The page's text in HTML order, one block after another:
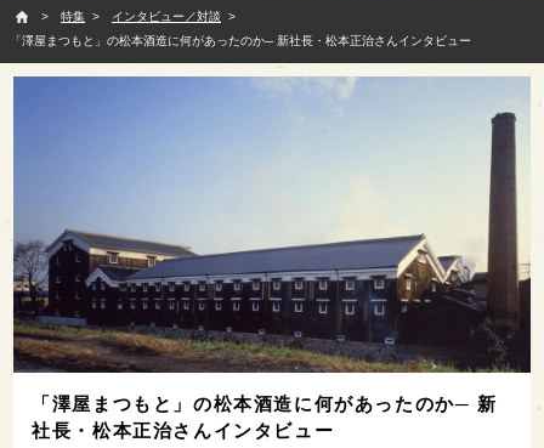
特集
インタビュー／対談
「澤屋まつもと」の松本酒造に何があったのか─ 新社長・松本正治さんインタビュー
「澤屋まつもと」の松本酒造に何があったのか─ 新
社長・松本正治さんインタビュー